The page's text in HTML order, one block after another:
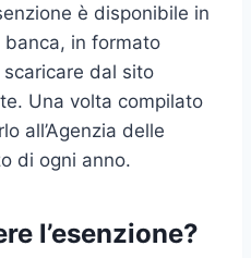
è disponibile in
in formato
dal sito
Una volta compilato
all’Agenzia delle
di ogni anno.
l’esenzione?